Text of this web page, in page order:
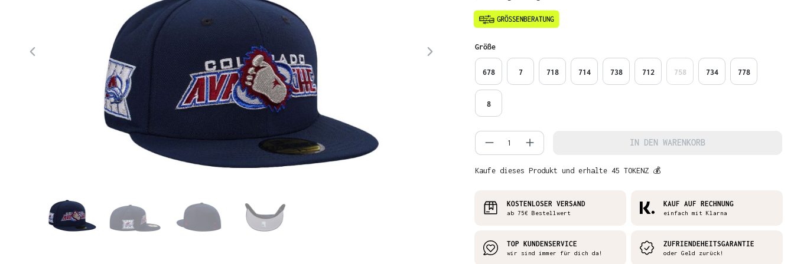
Größeauswählen
678 7 718 714 738 712 758 734 778
8
Produkt Anzahl: Gib den gewünschten Wert
IN DEN WARENKORB
Kaufe dieses Produkt und erhalte 45 TOKENZ 💰
KOSTENLOSER VERSAND
ab 75€ Bestellwert
KAUF AUF RECHNUNG
einfach mit Klarna
TOP KUNDENSERVICE
wir sind immer für dich da!
ZUFRIENDEHEITSGARANTIE
oder Geld zurück!